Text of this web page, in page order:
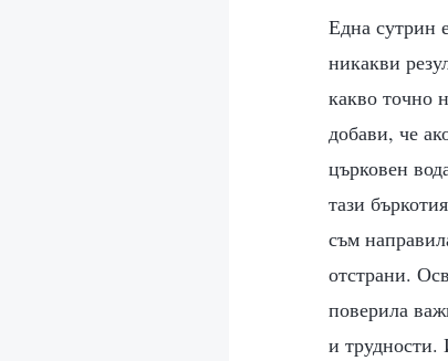
Една сутрин
никакви
какво точно
добави, че
църковен
тази
съм
отстрани.
поверила
и трудности.